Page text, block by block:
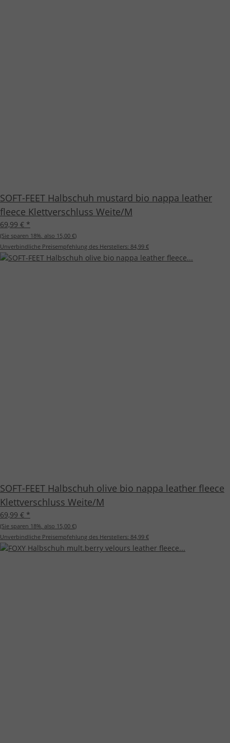
SOFT-FEET Halbschuh mustard bio nappa leather
fleece Klettverschluss Weite/M
69,99 € *
(Sie sparen 18%, also 15,00 €)
Unverbindliche Preisempfehlung des Herstellers: 84,99 €
SOFT-FEET Halbschuh olive bio nappa leather fleece
Klettverschluss Weite/M
69,99 € *
(Sie sparen 18%, also 15,00 €)
Unverbindliche Preisempfehlung des Herstellers: 84,99 €